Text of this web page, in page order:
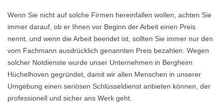
Wenn Sie nicht auf solche Firmen hereinfallen wollen, achten Sie
immer darauf, ob er Ihnen vor Beginn der Arbeit einen Preis
nennt, und wenn die Arbeit beendet ist, sollten Sie immer nur den
vom Fachmann ausdrücklich genannten Preis bezahlen. Wegen
solcher Notdienste wurde unser Unternehmen in Bergheim
Hüchelhoven gegründet, damit wir allen Menschen in unserer
Umgebung einen seriösen Schlüsseldienst anbieten können, der
professionell und sicher ans Werk geht.